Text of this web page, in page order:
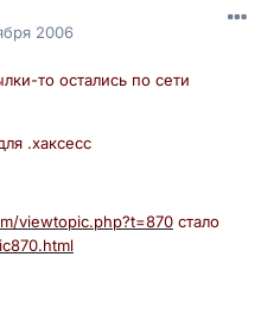
2006
то остались по сети
.хаксесс
viewtopic.php?t=870 стало